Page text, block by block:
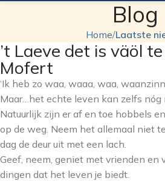
Blog
Home/Laatste
’t Laeve det is väöl
Mofert
‘Ik heb zo waa, waaa, waa,
Maar…het echte leven kan zelfs nóg
Natuurlijk zijn er af en toe hobbels
op de weg. Neem het allemaal niet
dag de deur uit met een lach.
Geef, neem, geniet met vrienden en
dingen dat het leven je biedt.